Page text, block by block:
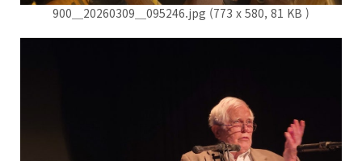
900＿20260309＿095246.jpg (773 x 580, 81 KB )